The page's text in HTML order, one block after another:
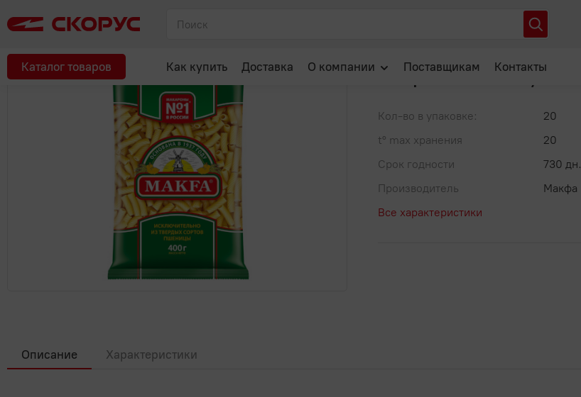
Каталог товаров Как купить Доставка О компании
Популярные вопросы
Поставщикам Контакты
Главная Макароны, крупы, мука, сахар
Рекомендуем
Макфа Рожки 400г /20
Кол-во в упаковке:
20
t° max хранения
20
Срок годности
730 дн.
Производитель
Макфа
Все характеристики
Описание Характеристики